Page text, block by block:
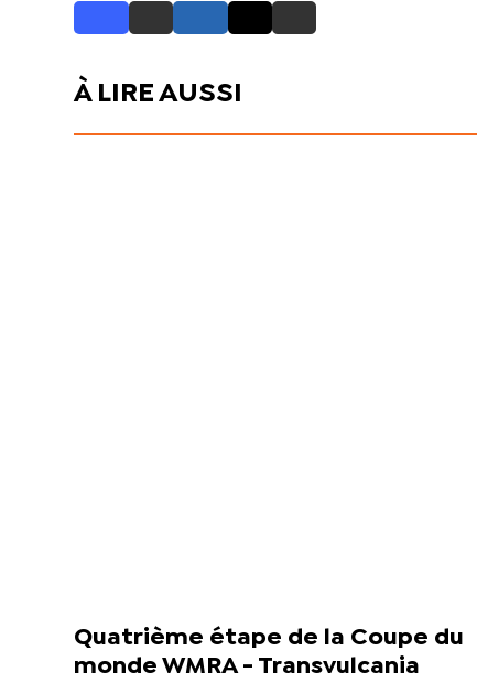
À LIRE AUSSI
Quatrième étape de la Coupe du
monde WMRA - Transvulcania